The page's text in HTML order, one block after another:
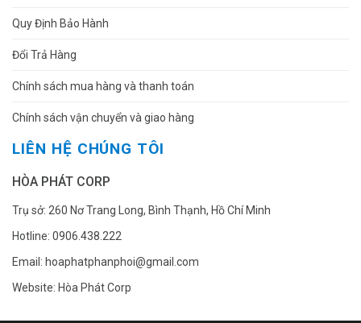
Quy Định Bảo Hành
Đổi Trả Hàng
Chính sách mua hàng và thanh toán
Chính sách vận chuyển và giao hàng
LIÊN HỆ CHÚNG TÔI
HÒA PHÁT CORP
Trụ sở: 260 Nơ Trang Long, Bình Thạnh, Hồ Chí Minh
Hotline: 0906.438.222
Email: hoaphatphanphoi@gmail.com
Website: Hòa Phát Corp